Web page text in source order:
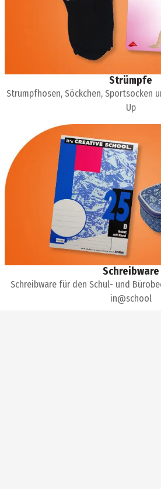
Strümpfe
Strumpfhosen, Söckchen, Sportsocken
Up
Schreibware
Schreibware für den Schul- und
in@school